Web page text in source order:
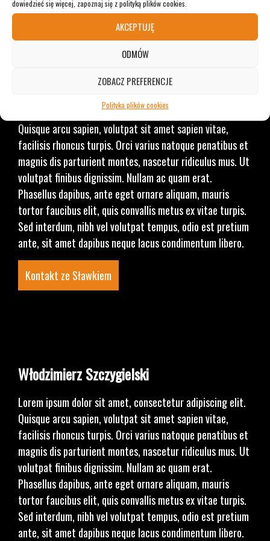
dowiedzieć się więcej, zapoznaj się z polityką plików cookies.
AKCEPTUJĘ
ODMÓW
ZOBACZ PREFERENCJE
Polityka plików cookies
Sławomir Rapior
Lorem ipsum dolor sit amet, consectetur adipiscing elit.
Quisque arcu sapien, volutpat sit amet sapien vitae,
facilisis rhoncus turpis. Orci varius natoque penatibus et
magnis dis parturient montes, nascetur ridiculus mus. Ut
volutpat finibus dignissim. Nullam ac quam erat.
Phasellus dapibus, ante eget ornare aliquam, mauris
tortor faucibus elit, quis convallis metus ex vitae turpis.
Sed interdum, nibh vel volutpat tempus, odio est pretium
ante, sit amet dapibus neque lacus condimentum libero.
Kontakt ze Sławkiem
Włodzimierz Szczygielski
Lorem ipsum dolor sit amet, consectetur adipiscing elit.
Quisque arcu sapien, volutpat sit amet sapien vitae,
facilisis rhoncus turpis. Orci varius natoque penatibus et
magnis dis parturient montes, nascetur ridiculus mus. Ut
volutpat finibus dignissim. Nullam ac quam erat.
Phasellus dapibus, ante eget ornare aliquam, mauris
tortor faucibus elit, quis convallis metus ex vitae turpis.
Sed interdum, nibh vel volutpat tempus, odio est pretium
ante, sit amet dapibus neque lacus condimentum libero.